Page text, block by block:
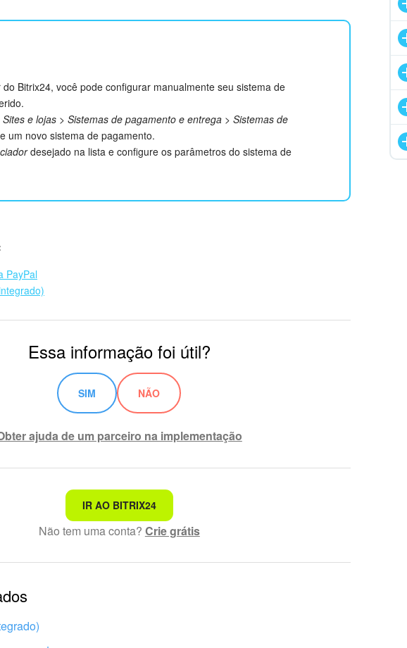
do Bitrix24, você pode configurar manualmente seu sistema de
Sites e lojas > Sistemas de pagamento e entrega > Sistemas de
um novo sistema de pagamento.
desejado na lista e configure os parâmetros do sistema de
PayPal
Essa informação foi útil?
SIM NÃO
ajuda de um parceiro na implementação
é o que estou procurando
muito breve, preciso de mais informações
IR AO BITRIX24
Não tem uma conta? Crie grátis